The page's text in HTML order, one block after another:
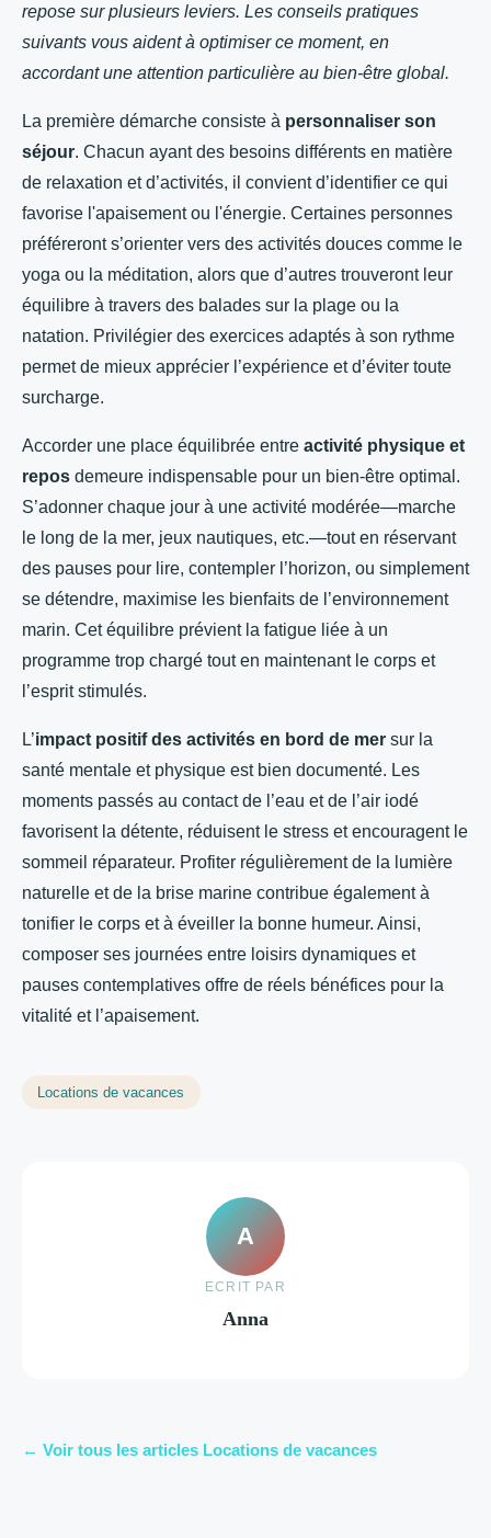
repose sur plusieurs leviers. Les conseils pratiques
suivants vous aident à optimiser ce moment, en
accordant une attention particulière au bien-être global.
La première démarche consiste à personnaliser son
séjour. Chacun ayant des besoins différents en matière
de relaxation et d’activités, il convient d’identifier ce qui
favorise l'apaisement ou l'énergie. Certaines personnes
préféreront s’orienter vers des activités douces comme le
yoga ou la méditation, alors que d’autres trouveront leur
équilibre à travers des balades sur la plage ou la
natation. Privilégier des exercices adaptés à son rythme
permet de mieux apprécier l’expérience et d’éviter toute
surcharge.
Accorder une place équilibrée entre activité physique et
repos demeure indispensable pour un bien-être optimal.
S’adonner chaque jour à une activité modérée—marche
le long de la mer, jeux nautiques, etc.—tout en réservant
des pauses pour lire, contempler l’horizon, ou simplement
se détendre, maximise les bienfaits de l’environnement
marin. Cet équilibre prévient la fatigue liée à un
programme trop chargé tout en maintenant le corps et
l’esprit stimulés.
L’impact positif des activités en bord de mer sur la
santé mentale et physique est bien documenté. Les
moments passés au contact de l’eau et de l’air iodé
favorisent la détente, réduisent le stress et encouragent le
sommeil réparateur. Profiter régulièrement de la lumière
naturelle et de la brise marine contribue également à
tonifier le corps et à éveiller la bonne humeur. Ainsi,
composer ses journées entre loisirs dynamiques et
pauses contemplatives offre de réels bénéfices pour la
vitalité et l’apaisement.
Locations de vacances
A
ECRIT PAR
Anna
← Voir tous les articles Locations de vacances